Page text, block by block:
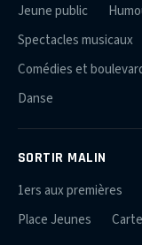
Jeune public
Spectacles musicaux
Comédies et
Danse
SORTIR MALIN
1ers aux premières
Place Jeunes